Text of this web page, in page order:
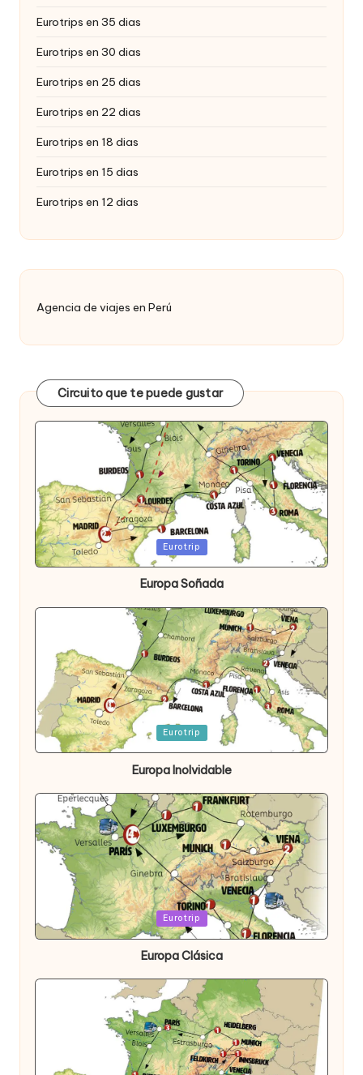
Eurotrips en 35 dias
Eurotrips en 30 dias
Eurotrips en 25 dias
Eurotrips en 22 dias
Eurotrips en 18 dias
Eurotrips en 15 dias
Eurotrips en 12 dias
Agencia de viajes en Perú
Circuito que te puede gustar
Publicada
en
Eurotrip
Europa Soñada
Publicada
Eurotrip
Europa Inolvidable
Publicada
en
Eurotrip
Europa Clásica